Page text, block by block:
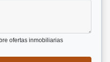
ofertas inmobiliarias